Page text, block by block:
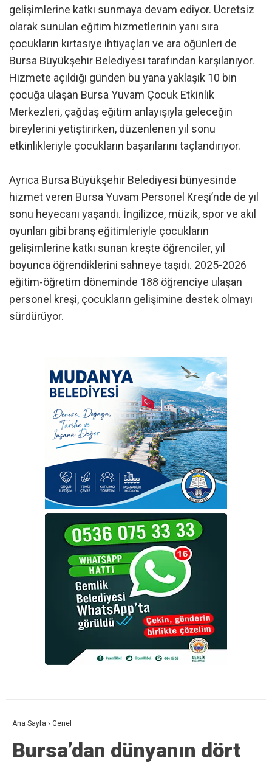
gelişimlerine katkı sunmaya devam ediyor. Ücretsiz
olarak sunulan eğitim hizmetlerinin yanı sıra
çocukların kırtasiye ihtiyaçları ve ara öğünleri de
Bursa Büyükşehir Belediyesi tarafından karşılanıyor.
Hizmete açıldığı günden bu yana yaklaşık 10 bin
çocuğa ulaşan Bursa Yuvam Çocuk Etkinlik
Merkezleri, çağdaş eğitim anlayışıyla geleceğin
bireylerini yetiştirirken, düzenlenen yıl sonu
etkinlikleriyle çocukların başarılarını taçlandırıyor.
Ayrıca Bursa Büyükşehir Belediyesi bünyesinde
hizmet veren Bursa Yuvam Personel Kreşi’nde de yıl
sonu heyecanı yaşandı. İngilizce, müzik, spor ve akıl
oyunları gibi branş eğitimleriyle çocukların
gelişimlerine katkı sunan kreşte öğrenciler, yıl
boyunca öğrendiklerini sahneye taşıdı. 2025-2026
eğitim-öğretim döneminde 188 öğrenciye ulaşan
personel kreşi, çocukların gelişimine destek olmayı
sürdürüyor.
Ana Sayfa › Genel
Bursa’dan dünyanın dört